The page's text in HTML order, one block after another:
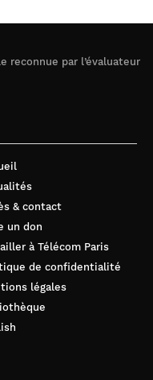
reconnue par l’évaluateur
& contact
un don
à Télécom Paris
de confidentialité
légales